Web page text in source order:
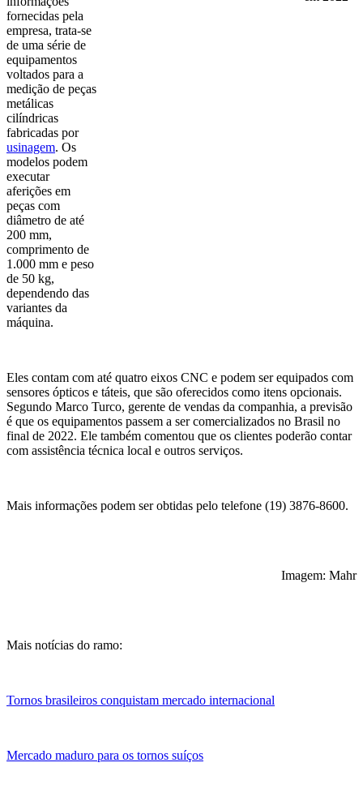
fornecidas pela
empresa, trata-se
de uma série de
equipamentos
voltados para a
medição de peças
metálicas
cilíndricas
fabricadas por
usinagem. Os
modelos podem
executar
aferições em
peças com
diâmetro de até
200 mm,
comprimento de
1.000 mm e peso
de 50 kg,
dependendo das
variantes da
máquina.
Eles contam com até quatro eixos CNC e podem ser equipados com
sensores ópticos e táteis, que são oferecidos como itens opcionais.
Segundo Marco Turco, gerente de vendas da companhia, a previsão
é que os equipamentos passem a ser comercializados no Brasil no
final de 2022. Ele também comentou que os clientes poderão contar
com assistência técnica local e outros serviços.
Mais informações podem ser obtidas pelo telefone (19) 3876-8600.
Imagem: Mahr
Mais notícias do ramo:
Tornos brasileiros conquistam mercado internacional
Mercado maduro para os tornos suíços